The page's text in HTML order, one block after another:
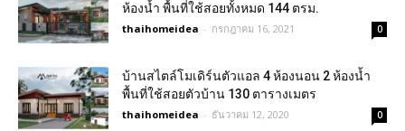
ห้องน้ำ พื้นที่ใช้สอยทั้งหมด 144 ตรม.
thaihomeidea - กรกฎาคม 16, 2021 0
บ้านสไตล์โมเดิร์นตัวแอล 4 ห้องนอน 2 ห้องน้ำ
พื้นที่ใช้สอยตัวบ้าน 130 ตารางเมตร
thaihomeidea - ธันวาคม 12, 2020 0